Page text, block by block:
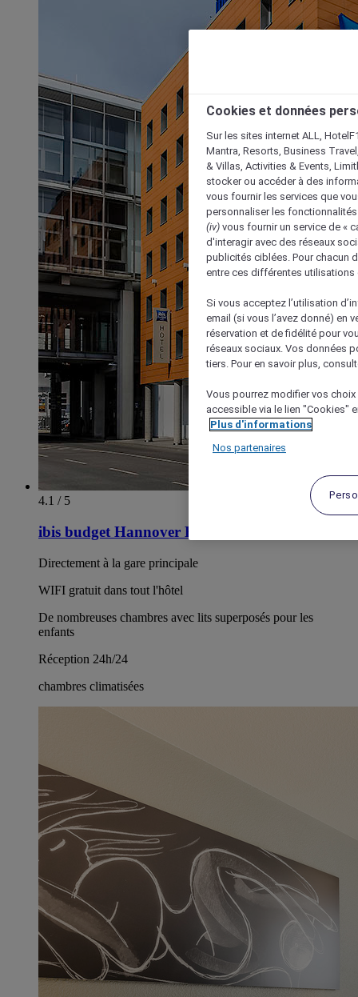
4.1 / 5
ibis budget Hannover Hauptbahnhof
Directement à la gare principale
WIFI gratuit dans tout l'hôtel
De nombreuses chambres avec lits superposés pour les
enfants
Réception 24h/24
chambres climatisées
Cookies et données
Sur les sites internet ALL,
Mantra, Resorts, Business
& Villas, Activities & Events,
stocker ou accéder à des
vous fournir les services que
personnaliser les
(iv) vous fournir un service de «
d'interagir avec des réseaux
publicités ciblées. Pour chacun
entre ces différentes utilisations
Si vous acceptez l’utilisation
email (si vous l’avez donné) en
réservation et de fidélité pour
réseaux sociaux. Vos données
tiers. Pour en savoir plus,
Vous pourrez modifier vos
accessible via le lien "Cookies"
Plus d'informations
Nos partenaires